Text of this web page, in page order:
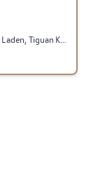
für induktives Laden, Tiguan Kollektion